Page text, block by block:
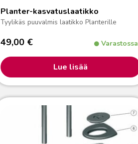
Planter-kasvatuslaatikko
Tyylikäs puuvalmis laatikko Planterille
49,00 € Varastossa
Lue lisää